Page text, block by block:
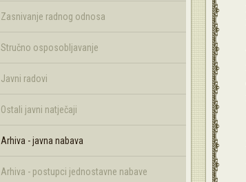
Zasnivanje radnog odnosa
Stručno osposobljavanje
Javni radovi
Ostali javni natječaji
Arhiva - javna nabava
Arhiva - postupci jednostavne nabave